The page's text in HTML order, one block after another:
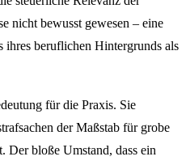
nicht bewusst gewesen – eine
ihres beruflichen Hintergrunds als
für die Praxis. Sie
der Maßstab für grobe
Der bloße Umstand, dass ein